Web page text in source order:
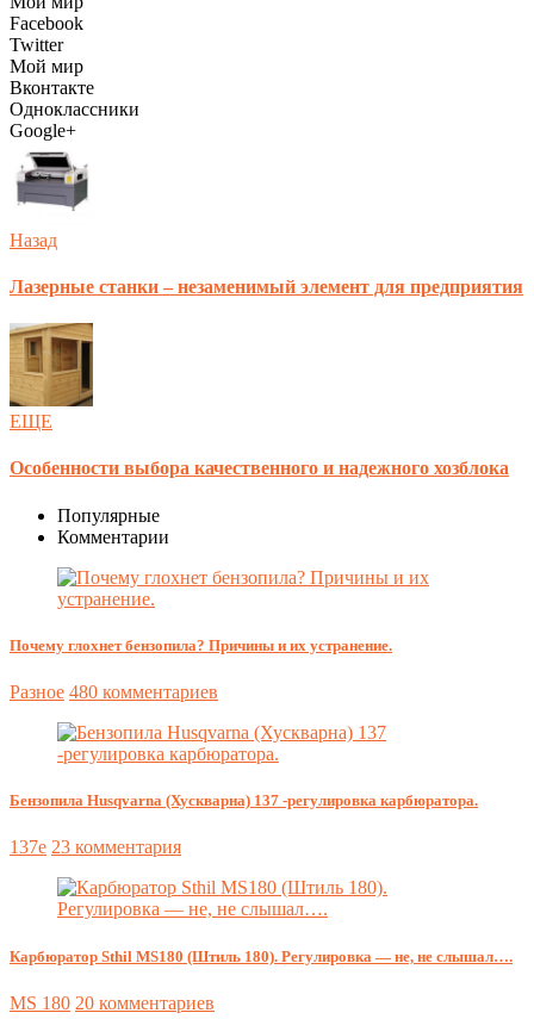
Facebook
Twitter
Мой мир
Вконтакте
Одноклассники
Google+
Назад
Лазерные станки – незаменимый элемент для предприятия
ЕЩЕ
Особенности выбора качественного и надежного хозблока
Популярные
Комментарии
Почему глохнет бензопила? Причины и их устранение.
Разное 480 комментариев
Бензопила Husqvarna (Хускварна) 137 -регулировка карбюратора.
137e 23 комментария
Карбюратор Sthil MS180 (Штиль 180). Регулировка — не, не слышал….
MS 180 20 комментариев